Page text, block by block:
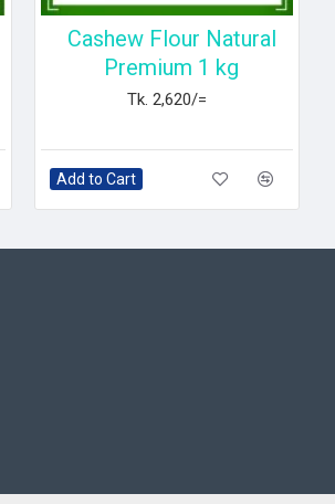
Cashew Flour Natural
Premium 1 kg
Tk. 2,620/=
Add to Cart